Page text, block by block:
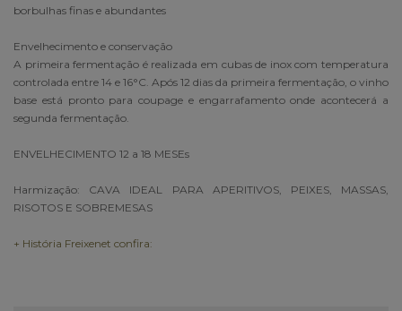
borbulhas finas e abundantes
Envelhecimento e conservação
A primeira fermentação é realizada em cubas de inox com temperatura
controlada entre 14 e 16°C. Após 12 dias da primeira fermentação, o vinho
base está pronto para coupage e engarrafamento onde acontecerá a
segunda fermentação.
ENVELHECIMENTO 12 a 18 MESEs
Harmização: CAVA IDEAL PARA APERITIVOS, PEIXES, MASSAS,
RISOTOS E SOBREMESAS
+ História Freixenet confira: